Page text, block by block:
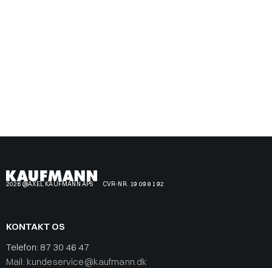
2026 @AXEL KAUFMANN APS CVR-NR. 19 09 81 92
KONTAKT OS
Telefon: 87 30 46 47
Mail: kundeservice@kaufmann.dk